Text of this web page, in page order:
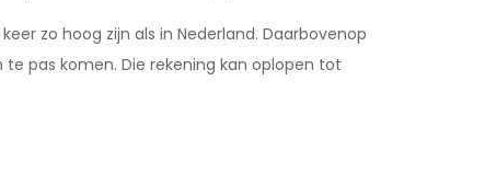
zo hoog zijn als in Nederland. Daarbovenop
pas komen. Die rekening kan oplopen tot